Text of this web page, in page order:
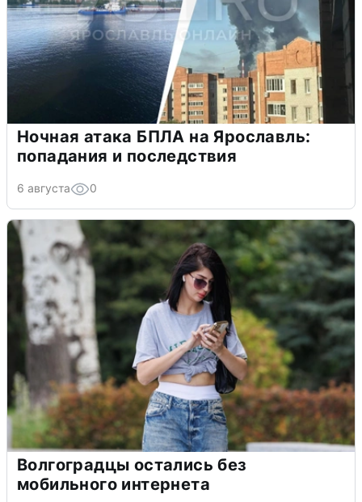
Ночная атака БПЛА на Ярославль:
попадания и последствия
6 августа 0
Волгоградцы остались без
мобильного интернета